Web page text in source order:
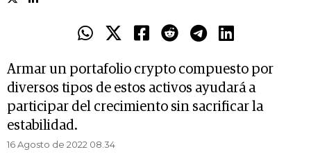
Armar un portafolio crypto compuesto por
diversos tipos de estos activos ayudará a
participar del crecimiento sin sacrificar la
estabilidad.
16 Agosto de 2022 08.34